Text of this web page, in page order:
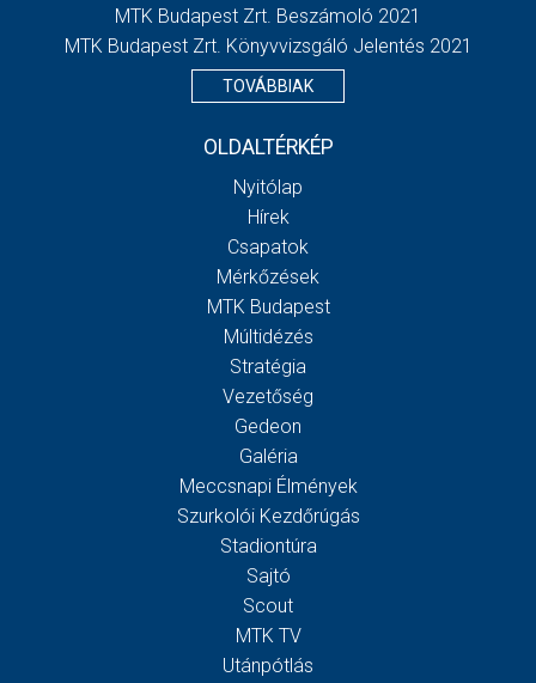
MTK Budapest Zrt. Beszámoló 2021
MTK Budapest Zrt. Könyvvizsgáló Jelentés 2021
TOVÁBBIAK
OLDALTÉRKÉP
Nyitólap
Hírek
Csapatok
Mérkőzések
MTK Budapest
Múltidézés
Stratégia
Vezetőség
Gedeon
Galéria
Meccsnapi Élmények
Szurkolói Kezdőrúgás
Stadiontúra
Sajtó
Scout
MTK TV
Utánpótlás